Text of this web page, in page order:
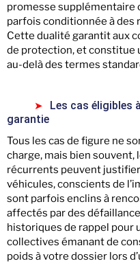
promesse
parfois conditionnée à des
Cette dualité garantit aux
de protection, et constitue
au-delà des termes
Les cas éligibles
garantie
Tous les cas de figure ne
charge, mais bien souvent,
récurrents peuvent
véhicules, conscients de
sont parfois enclins à
affectés par des
historiques de rappel pour
collectives émanant de
poids à votre dossier lors